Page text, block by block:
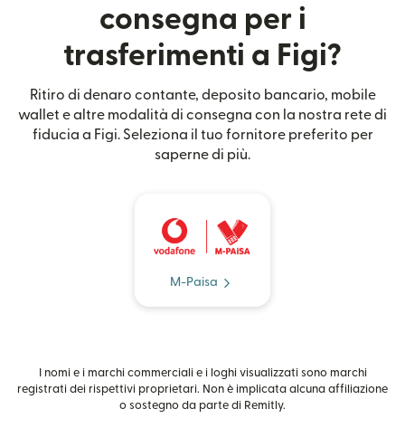
consegna per i
trasferimenti a Figi?
Ritiro di denaro contante, deposito bancario, mobile
wallet e altre modalità di consegna con la nostra rete di
fiducia a Figi. Seleziona il tuo fornitore preferito per
saperne di più.
M-Paisa
I nomi e i marchi commerciali e i loghi visualizzati sono marchi
registrati dei rispettivi proprietari. Non è implicata alcuna affiliazione
o sostegno da parte di Remitly.